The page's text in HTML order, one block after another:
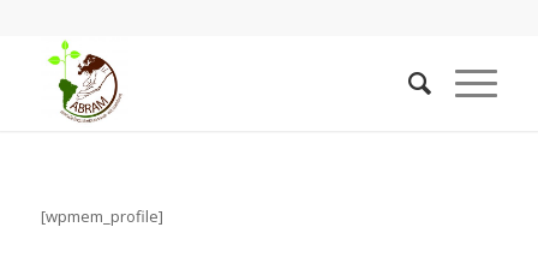
[wpmem_profile]